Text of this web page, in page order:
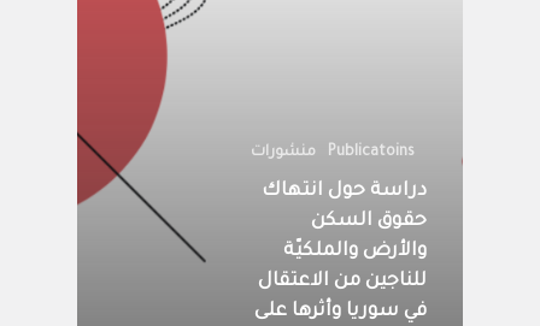
Publicatoins منشورات
دراسة حول انتهاك
حقوق السكن
والأرض والملكيّة
للناجين من الاعتقال
في سوريا وأثرها على